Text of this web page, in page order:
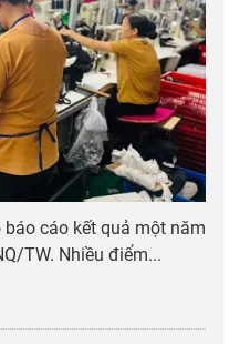
báo cáo kết quả một năm
TW. Nhiều điểm...